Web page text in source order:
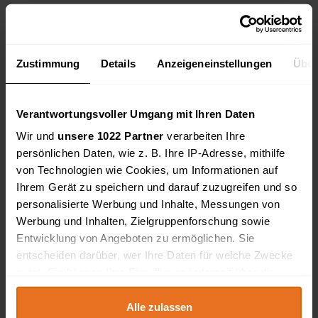
Zustimmung Details Anzeigeneinstellungen
Verantwortungsvoller Umgang mit Ihren Daten
Wir und unsere 1022 Partner verarbeiten Ihre
persönlichen Daten, wie z. B. Ihre IP-Adresse, mithilfe
von Technologien wie Cookies, um Informationen auf
Ihrem Gerät zu speichern und darauf zuzugreifen und so
personalisierte Werbung und Inhalte, Messungen von
Werbung und Inhalten, Zielgruppenforschung sowie
Entwicklung von Angeboten zu ermöglichen. Sie
entscheiden darüber, wer Ihre Daten für welche Zwecke
Cookie-Erklärung oder durch Klicken auf das Privacy
Trigger Symbol ändern oder widerrufen
Alle zulassen
Pilot 50 Steuerstelle für Handbedienpult
ungebraucht - Maße 280x191x76mm - komplettes Set
- voll funktionsfähig ..
BOSCH Handbediengerät Bedienpult für
Schwenkarmroboter PHG GG 1 MNR 1070056693 109
gebraucht Lieferumfang: 1 Stück Zustand: -
gebraucht. ..
93413, Cham
Siemens Sirotec 6FR1460-2UR Programmierhandgerät, gebraucht
Beschreibung gem. Siemens: Siemens 6FR1460-2UN
Zustimmungsschalter Discription as per Siemens: